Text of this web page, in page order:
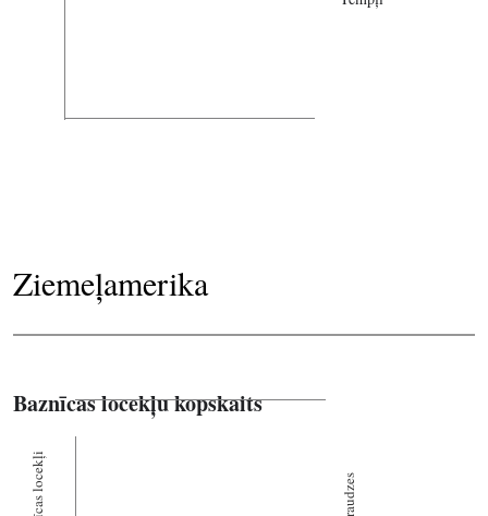
Ziemeļamerika
Baznīcas locekļu kopskaits
Draudzes